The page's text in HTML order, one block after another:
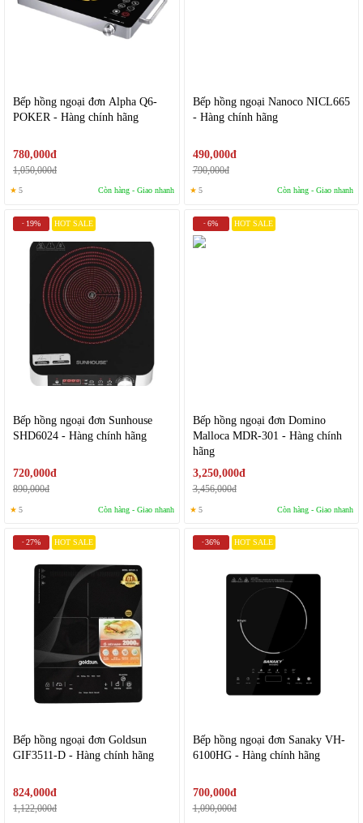
Bếp hồng ngoại đơn Alpha Q6-
POKER - Hàng chính hãng
780,000đ
1,050,000đ
★ 5 Còn hàng - Giao nhanh
Bếp hồng ngoại Nanoco NICL665
- Hàng chính hãng
490,000đ
790,000đ
★ 5 Còn hàng - Giao nhanh
- 19% HOT SALE
Bếp hồng ngoại đơn Sunhouse
SHD6024 - Hàng chính hãng
720,000đ
890,000đ
★ 5 Còn hàng - Giao nhanh
- 6% HOT SALE
Bếp hồng ngoại đơn Domino
Malloca MDR-301 - Hàng chính
hãng
3,250,000đ
3,456,000đ
★ 5 Còn hàng - Giao nhanh
- 27% HOT SALE
Bếp hồng ngoại đơn Goldsun
GIF3511-D - Hàng chính hãng
824,000đ
1,122,000đ
-36% HOT SALE
Bếp hồng ngoại đơn Sanaky VH-
6100HG - Hàng chính hãng
700,000đ
1,090,000đ